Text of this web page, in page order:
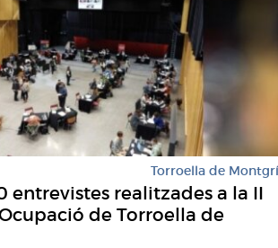
Torroella de Montgrí
entrevistes realitzades a la II
de Torroella de